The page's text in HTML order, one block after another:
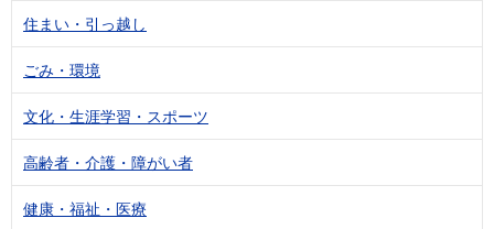
住まい・引っ越し
ごみ・環境
文化・生涯学習・スポーツ
高齢者・介護・障がい者
健康・福祉・医療